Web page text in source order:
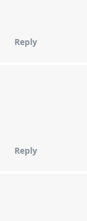
Reply
Reply